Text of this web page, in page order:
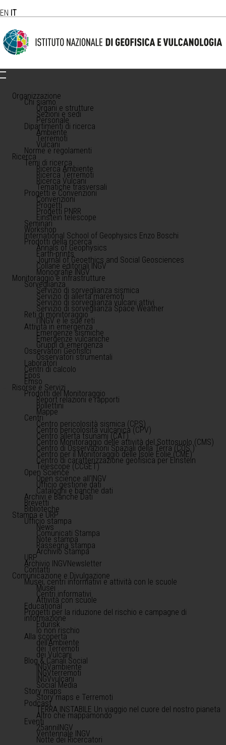
EN IT
Organizzazione
Chi siamo
Organi e strutture
Sezioni e sedi
Personale
Dipartimenti di ricerca
Ambiente
Terremoti
Vulcani
Norme e regolamenti
Ricerca
Temi di ricerca
Ricerca Ambiente
Ricerca Terremoti
Ricerca Vulcani
Tematiche trasversali
Progetti e Convenzioni
Convenzioni
Progetti
Progetti PNRR
Einstein telescope
Seminari
Workshop
International School of Geophysics Enzo Boschi
Prodotti della ricerca
Annals of Geophysics
Earth-prints
Journal of Geoethics and Social Geosciences
Collane editoriali INGV
Monografie INGV
Monitoraggio e infrastrutture
Sorveglianza
Servizio di sorveglianza sismica
Servizio di allerta maremoti
Servizio di sorveglianza vulcani attivi
Servizio di sorveglianza Space Weather
Reti di monitoraggio
l'INGV e le sue reti
Attività in emergenza
Emergenze sismiche
Emergenze vulcaniche
Gruppi di emergenza
Osservatori Geofisici
Osservatori strumentali
Laboratori
Centri di calcolo
Epos
Emso
Risorse e Servizi
Prodotti del Monitoraggio
Report relazioni e rapporti
Bollettini
Mappe
Centri
Centro pericolosità sismica (CPS)
Centro pericolosità vulcanica (CPV)
Centro allerta tsunami (CAT)
Centro Monitoraggio delle attività del Sottosuolo (CMS)
Centro di Osservazioni Spaziali della Terra (COS )
Centro per il Monitoraggio delle Isole Eolie (CME)
Centro di caratterizzazione geofisica per Einstein
Telescope (CCGET)
Open Science
Open science all'INGV
Ufficio gestione dati
Cataloghi e banche dati
Archivi e Banche Dati
Brevetti
Biblioteche
Stampa e URP
Ufficio stampa
News
Comunicati Stampa
Note stampa
Rassegna stampa
Archivio Stampa
URP
Archivio INGVNewsletter
Contatti
Comunicazione e Divulgazione
Musei, centri informativi e attività con le scuole
Musei
Centri informativi
Attività con scuole
Educational
Progetti per la riduzione del rischio e campagne di
informazione
Edurisk
Io non rischio
Alla scoperta
dell'Ambiente
dei Terremoti
dei Vulcani
Blog & Canali Social
INGVambiente
INGVterremoti
INGVvulcani
Social Media
Story maps
Story maps e Terremoti
Podcast
TERRA INSTABILE Un viaggio nel cuore del nostro pianeta
Altro che mappamondo
Eventi
25anniINGV
Ventennale INGV
Notte dei Ricercatori